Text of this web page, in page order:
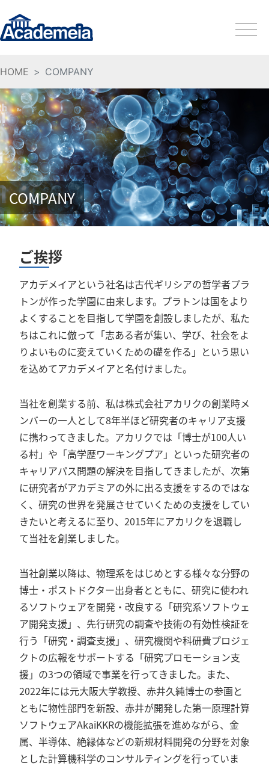
HOME COMPANY
COMPANY
ご挨拶
アカデメイアという社名は古代ギリシアの哲学者プラ
トンが作った学園に由来します。プラトンは国をより
よくすることを目指して学園を創設しましたが、私た
ちはこれに倣って「志ある者が集い、学び、社会をよ
りよいものに変えていくための礎を作る」という思い
を込めてアカデメイアと名付けました。
当社を創業する前、私は株式会社アカリクの創業時メ
ンバーの一人として8年半ほど研究者のキャリア支援
に携わってきました。アカリクでは「博士が100人い
る村」や「高学歴ワーキングプア」といった研究者の
キャリアパス問題の解決を目指してきましたが、次第
に研究者がアカデミアの外に出る支援をするのではな
く、研究の世界を発展させていくための支援をしてい
きたいと考えるに至り、2015年にアカリクを退職し
て当社を創業しました。
当社創業以降は、物理系をはじめとする様々な分野の
博士・ポストドクター出身者とともに、研究に使われ
るソフトウェアを開発・改良する「研究系ソフトウェ
ア開発支援」、先行研究の調査や技術の有効性検証を
行う「研究・調査支援」、研究機関や科研費プロジェ
クトの広報をサポートする「研究プロモーション支
援」の3つの領域で事業を行ってきました。また、
2022年には元大阪大学教授、赤井久純博士の参画と
ともに物性部門を新設、赤井が開発した第一原理計算
ソフトウェアAkaiKKRの機能拡張を進めながら、金
属、半導体、絶縁体などの新規材料開発の分野を対象
とした計算機科学のコンサルティングを行っていま